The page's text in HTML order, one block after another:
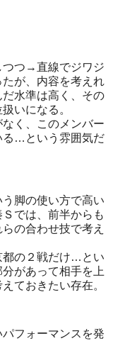
つつ→直線でジワジ
が、内容を考えれ
水準は高く、その
いになる。
く、このメンバー
る…という雰囲気だ
脚の使い方で高い
では、前半からも
の合わせ技で考え
都の２戦だけ…とい
があって相手を上
ておきたい存在。
フォーマンスを発